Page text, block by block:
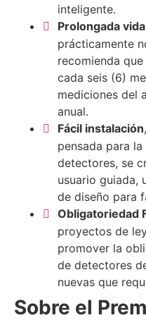
inteligente.
Prolongada
prácticamente
recomienda
cada seis (6)
mediciones del
anual.
Fácil instalación
pensada para
detectores, se
usuario guiada,
de diseño para
Obligatoriedad
proyectos de
promover la
de detectores
nuevas que
Sobre el